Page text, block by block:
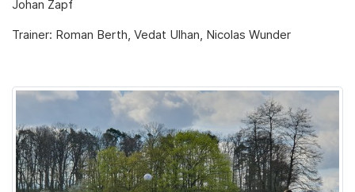
Johan Zapf
Trainer: Roman Berth, Vedat Ulhan, Nicolas Wunder